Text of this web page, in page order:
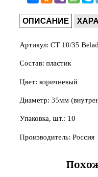
ОПИСАНИЕ
Артикул: СТ 10/35
Состав: пластик
Цвет: коричневый
Диаметр: 35мм
Упаковка, шт.: 10
Производитель: Россия